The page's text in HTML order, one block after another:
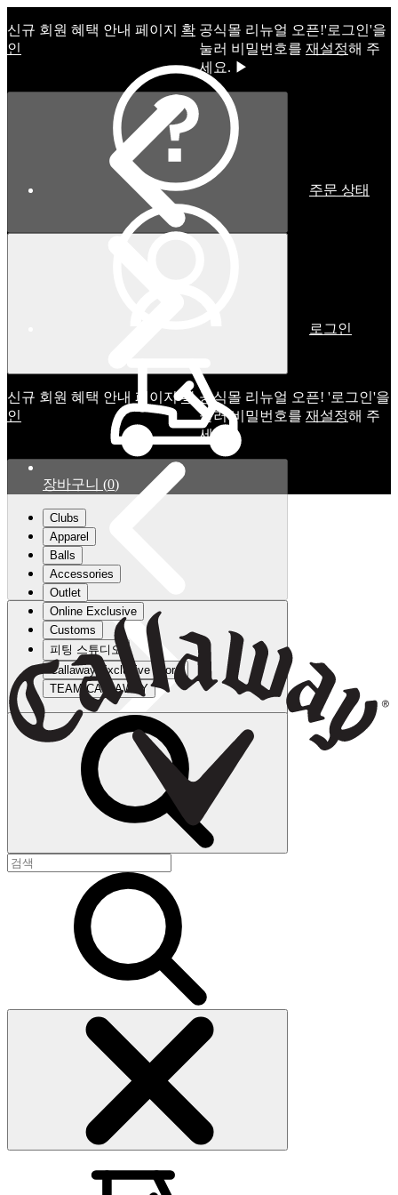
신규 회원 혜택 안내 페이지 확
인
공식몰 리뉴얼 오픈!ㅤ'로그인'을
눌러 비밀번호를 재설정해 주
세요. ▶
신규 회원 혜택 안내 페이지확
인
공식몰 리뉴얼 오픈! '로그인'을
눌러 비밀번호를 재설정해 주
세요.
주문 상태
로그인
장바구니 (0)
Clubs
Apparel
Balls
Accessories
Outlet
Online Exclusive
Customs
피팅 스튜디오
Callaway Exclusive Store
TEAM CALLAWAY